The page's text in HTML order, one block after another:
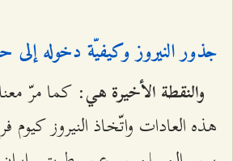
جذور النيروز وكيفيّة دخوله إلى
والنقطة الأخيرة هي: كما مرّ
هذه العادات واتّخاذ النيروز كيوم